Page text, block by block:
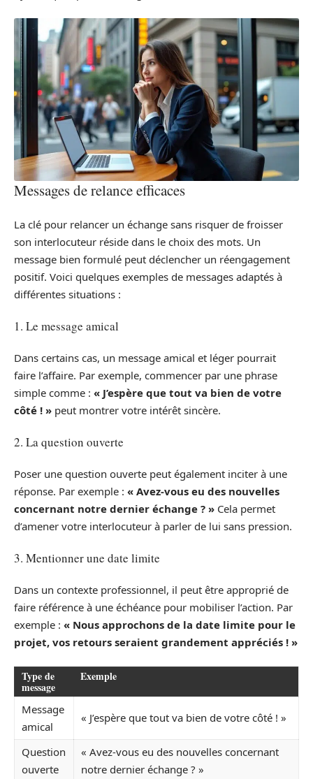
Messages de relance efficaces
La clé pour relancer un échange sans risquer de froisser
son interlocuteur réside dans le choix des mots. Un
message bien formulé peut déclencher un réengagement
positif. Voici quelques exemples de messages adaptés à
différentes situations :
1. Le message amical
Dans certains cas, un message amical et léger pourrait
faire l’affaire. Par exemple, commencer par une phrase
simple comme : « J’espère que tout va bien de votre
côté ! » peut montrer votre intérêt sincère.
2. La question ouverte
Poser une question ouverte peut également inciter à une
réponse. Par exemple : « Avez-vous eu des nouvelles
concernant notre dernier échange ? » Cela permet
d’amener votre interlocuteur à parler de lui sans pression.
3. Mentionner une date limite
Dans un contexte professionnel, il peut être approprié de
faire référence à une échéance pour mobiliser l’action. Par
exemple : « Nous approchons de la date limite pour le
projet, vos retours seraient grandement appréciés ! »
Type de
message
Exemple
Message
amical
« J’espère que tout va bien de votre côté ! »
Question
ouverte
« Avez-vous eu des nouvelles concernant
notre dernier échange ? »